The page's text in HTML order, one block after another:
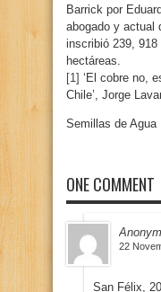
Barrick por
abogado y actual
inscribió 239,
hectáreas.
[1] ‘El cobre no,
Chile’, Jorge
Semillas de Agua
ONE COMMENT
22
San Félix,